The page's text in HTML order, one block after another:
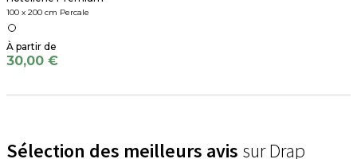
100 x 200 cm Percale
30,00 €
Sélection des meilleurs avis sur Drap